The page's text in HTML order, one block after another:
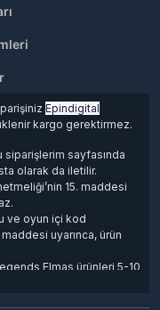
Epindigital
kargo gerektirmez.
siparişlerim sayfasında
olarak da iletilir.
15. maddesi
ve oyun içi kod
uyarınca, ürün
Elmas ürünleri 5-10
durumunda Canlı